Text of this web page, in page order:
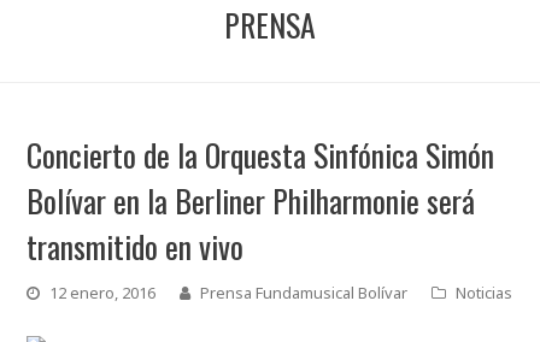
PRENSA
Concierto de la Orquesta Sinfónica Simón
Bolívar en la Berliner Philharmonie será
transmitido en vivo
12 enero, 2016 Prensa Fundamusical Bolívar Noticias